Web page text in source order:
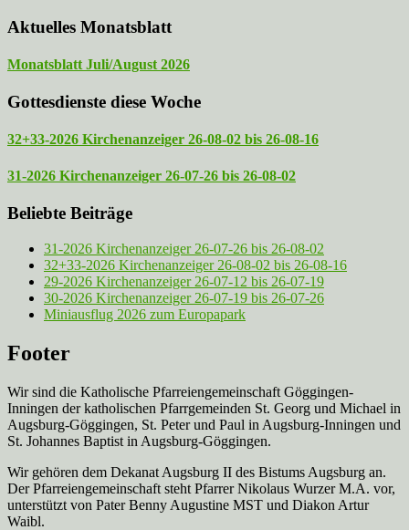
Aktuelles Monatsblatt
Monatsblatt Juli/August 2026
Gottesdienste diese Woche
32+33-2026 Kirchenanzeiger 26-08-02 bis 26-08-16
31-2026 Kirchenanzeiger 26-07-26 bis 26-08-02
Beliebte Beiträge
31-2026 Kirchenanzeiger 26-07-26 bis 26-08-02
32+33-2026 Kirchenanzeiger 26-08-02 bis 26-08-16
29-2026 Kirchenanzeiger 26-07-12 bis 26-07-19
30-2026 Kirchenanzeiger 26-07-19 bis 26-07-26
Miniausflug 2026 zum Europapark
Footer
Wir sind die Katholische Pfarreien­gemeinschaft Göggingen-
Inningen der katholischen Pfarrgemeinden St. Georg und Michael in
Augsburg-Göggingen, St. Peter und Paul in Augsburg-Inningen und
St. Johannes Baptist in Augsburg-Göggingen.
Wir gehören dem Dekanat Augsburg II des Bistums Augsburg an.
Der Pfarreien­gemeinschaft steht Pfarrer Nikolaus Wurzer M.A. vor,
unterstützt von Pater Benny Augustine MST und Diakon Artur
Waibl.